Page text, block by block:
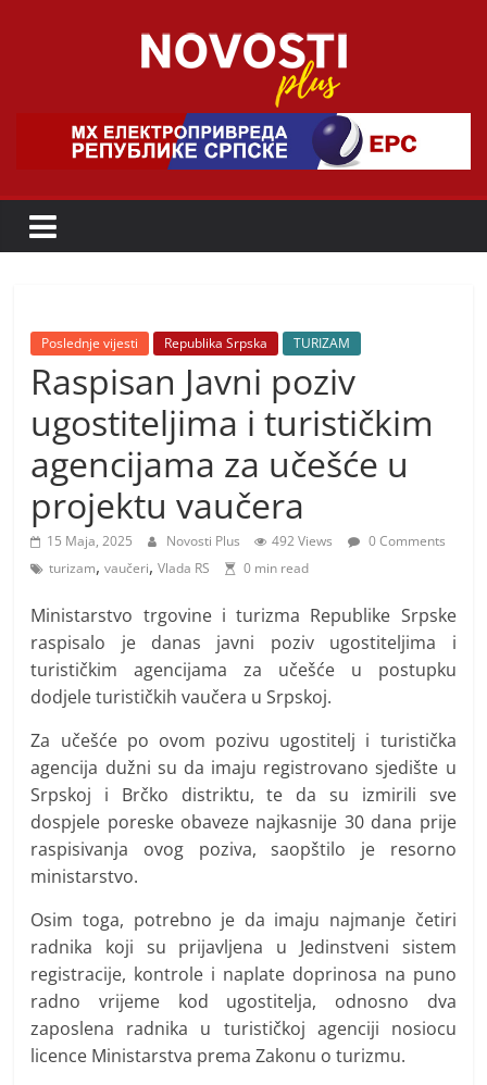
Novosti
Plus
o
a
l
p
o
z
i
t
n
h
v
i
j
e
s
t
Poslednje vijesti Republika Srpska TURIZAM
Raspisan Javni poziv
ugostiteljima i turističkim
agencijama za učešće u
projektu vaučera
15 Maja, 2025 Novosti Plus 492 Views
0 Comments
turizam,vaučeri,Vlada RS 0 min read
Ministarstvo trgovine i turizma Republike Srpske
raspisalo je danas javni poziv ugostiteljima i
turističkim agencijama za učešće u postupku
dodjele turističkih vaučera u Srpskoj.
Za učešće po ovom pozivu ugostitelj i turistička
agencija dužni su da imaju registrovano sjedište u
Srpskoj i Brčko distriktu, te da su izmirili sve
dospjele poreske obaveze najkasnije 30 dana prije
raspisivanja ovog poziva, saopštilo je resorno
ministarstvo.
Osim toga, potrebno je da imaju najmanje četiri
radnika koji su prijavljena u Jedinstveni sistem
registracije, kontrole i naplate doprinosa na puno
radno vrijeme kod ugostitelja, odnosno dva
zaposlena radnika u turističkoj agenciji nosiocu
licence Ministarstva prema Zakonu o turizmu.